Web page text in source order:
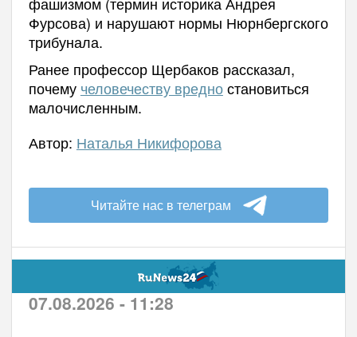
Фурсова) и нарушают нормы Нюрнбергского
трибунала.
Ранее профессор Щербаков рассказал,
почему человечеству вредностановиться
малочисленным.
Автор: Наталья Никифорова
Читайте нас в телеграм
07.08.2026 - 11:28